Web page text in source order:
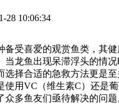
28 10:06:34
备受喜爱的观赏鱼类，其
当龙鱼出现呆滞浮头的情
选择合适的急救方法更是
使用VC（维生素C）还是
众多鱼友们亟待解决的问题